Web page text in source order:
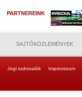
PARTNEREINK
SAJTÓKÖZLEMÉNYEK
Jogi tudnivalók Impresszum